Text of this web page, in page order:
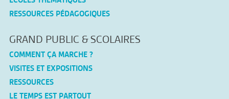
RESSOURCES PÉDAGOGIQUES
GRAND PUBLIC & SCOLAIRES
COMMENT ÇA MARCHE ?
VISITES ET EXPOSITIONS
RESSOURCES
LE TEMPS EST PARTOUT